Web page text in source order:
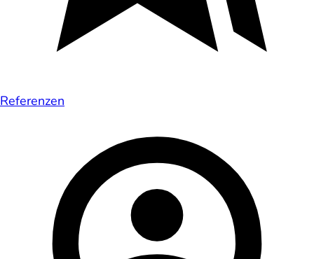
Referenzen